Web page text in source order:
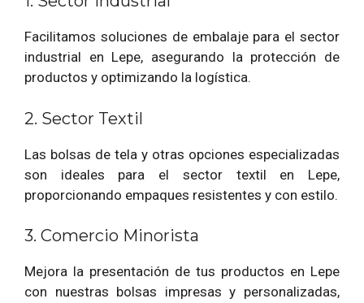
Facilitamos soluciones de embalaje para el sector
industrial en Lepe, asegurando la protección de
productos y optimizando la logística.
2. Sector Textil
Las bolsas de tela y otras opciones especializadas
son ideales para el sector textil en Lepe,
proporcionando empaques resistentes y con estilo.
3. Comercio Minorista
Mejora la presentación de tus productos en Lepe
con nuestras bolsas impresas y personalizadas,